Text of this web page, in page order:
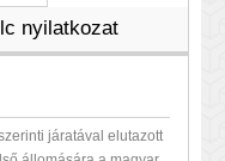
nyilatkozat
járatával elutazott